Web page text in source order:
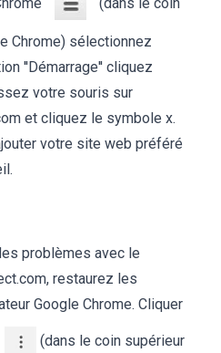
Chrome) sélectionnez
''Démarrage'' cliquez
votre souris sur
et cliquez le symbole x.
votre site web préféré
problèmes avec le
restaurez les
Google Chrome. Cliquer
(dans le coin supérieur